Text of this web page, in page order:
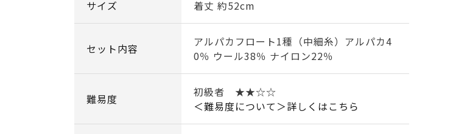
サイズ 着丈 約52cm
セット内容
アルパカフロート1種（中細糸）アルパカ4
0％ ウール38％ ナイロン22％
難易度
初級者 ★★☆☆
＜難易度について＞詳しくはこちら